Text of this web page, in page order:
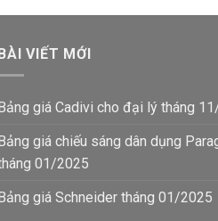
VIẾT MỚI
Bảng giá Cadivi cho đại lý tháng
Bảng giá chiếu sáng dân dụng
01/2025
Bảng giá Schneider tháng 01/2025